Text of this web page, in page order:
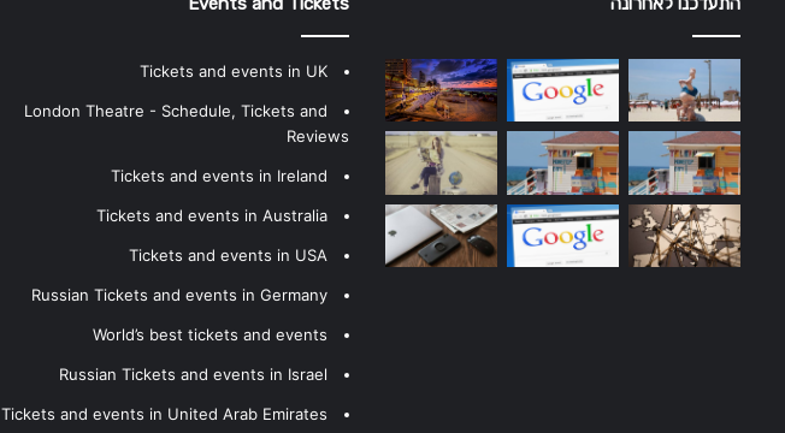
Tickets and events in UK
London Theatre - Schedule, Tickets and
Reviews
Tickets and events in Ireland
Tickets and events in Australia
Tickets and events in USA
Russian Tickets and events in Germany
World’s best tickets and events
Russian Tickets and events in Israel
Tickets and events in United Arab Emirates